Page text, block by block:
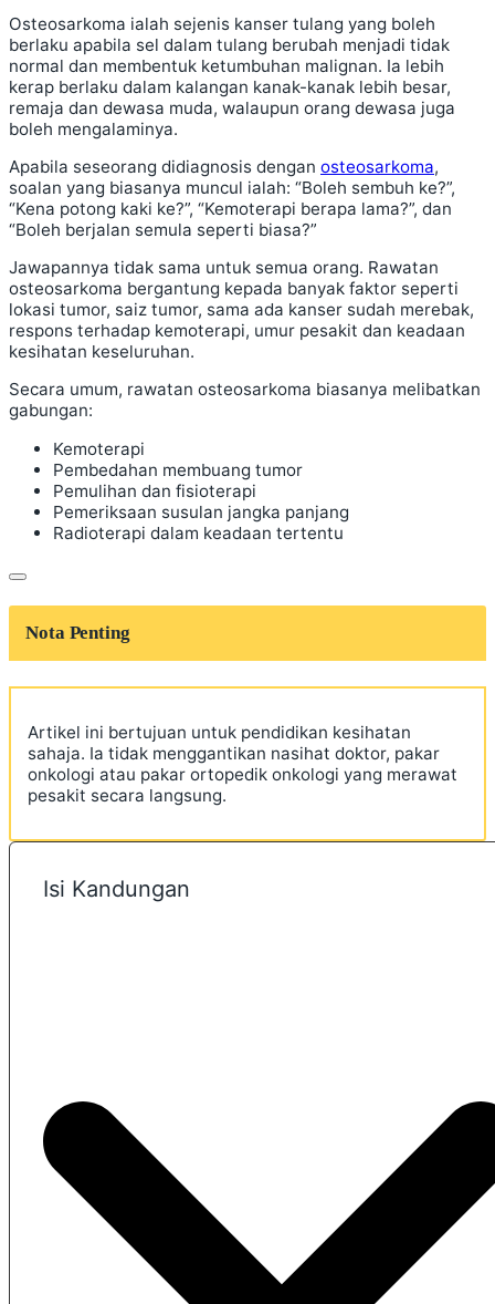
Osteosarkoma ialah sejenis kanser tulang yang boleh
berlaku apabila sel dalam tulang berubah menjadi tidak
normal dan membentuk ketumbuhan malignan. Ia lebih
kerap berlaku dalam kalangan kanak-kanak lebih besar,
remaja dan dewasa muda, walaupun orang dewasa juga
boleh mengalaminya.
Apabila seseorang didiagnosis dengan osteosarkoma,
soalan yang biasanya muncul ialah: “Boleh sembuh ke?”,
“Kena potong kaki ke?”, “Kemoterapi berapa lama?”, dan
“Boleh berjalan semula seperti biasa?”
Jawapannya tidak sama untuk semua orang. Rawatan
osteosarkoma bergantung kepada banyak faktor seperti
lokasi tumor, saiz tumor, sama ada kanser sudah merebak,
respons terhadap kemoterapi, umur pesakit dan keadaan
kesihatan keseluruhan.
Secara umum, rawatan osteosarkoma biasanya melibatkan
gabungan:
Kemoterapi
Pembedahan membuang tumor
Pemulihan dan fisioterapi
Pemeriksaan susulan jangka panjang
Radioterapi dalam keadaan tertentu
Nota Penting
Artikel ini bertujuan untuk pendidikan kesihatan
sahaja. Ia tidak menggantikan nasihat doktor, pakar
onkologi atau pakar ortopedik onkologi yang merawat
pesakit secara langsung.
Isi Kandungan